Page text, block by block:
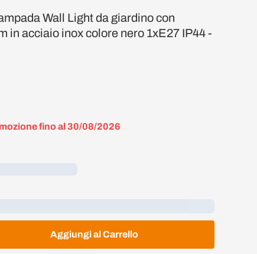
Wall Light da giardino con
in acciaio inox colore nero 1xE27 IP44 -
fino al 30/08/2026
Aggiungi al Carrello